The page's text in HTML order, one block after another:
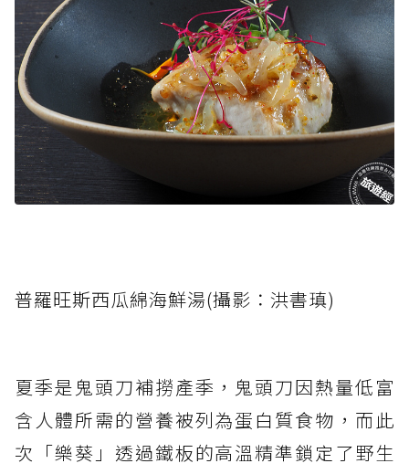
普羅旺斯西瓜綿海鮮湯(攝影：洪書瑱)
夏季是鬼頭刀補撈產季，鬼頭刀因熱量低富
含人體所需的營養被列為蛋白質食物，而此
次「樂葵」透過鐵板的高溫精準鎖定了野生